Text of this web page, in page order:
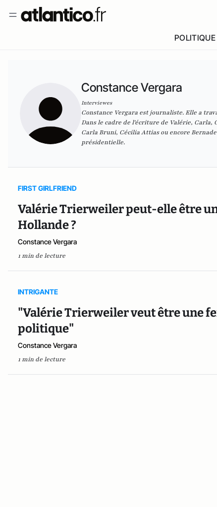
POLITIQUE
Constance Vergara
Interviewes
Constance Vergara est journaliste. Elle a
Dans le cadre de l'écriture de Valérie, Carla,
Carla Bruni, Cécilia Attias ou encore
présidentielle.
FIRST GIRLFRIEND
Valérie Trierweiler peut-elle être
Hollande ?
Constance Vergara
1 min de lecture
INTRIGANTE
"Valérie Trierweiler veut être une
politique"
Constance Vergara
1 min de lecture